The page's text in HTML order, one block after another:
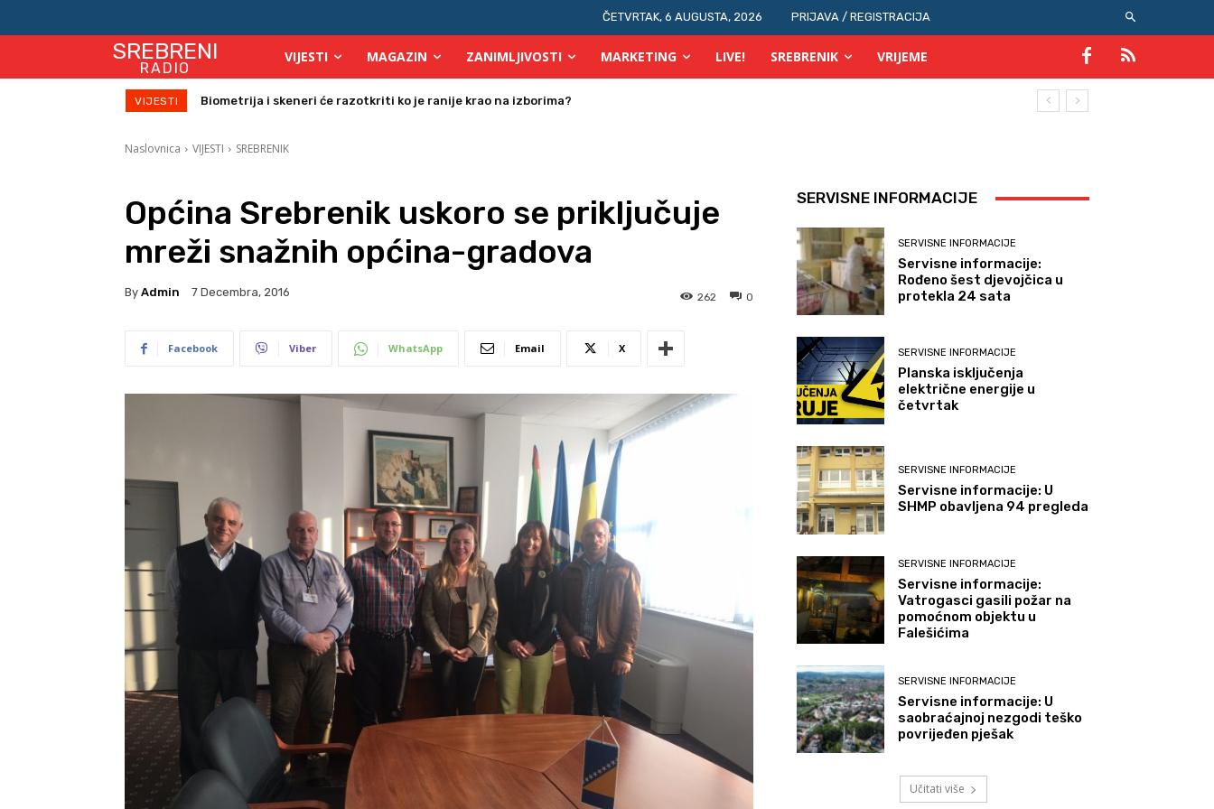
ČETVRTAK, 6 AUGUSTA, 2026 PRIJAVA / REGISTRACIJA
SREBRENI
RADIO
VIJESTI MAGAZIN ZANIMLJIVOSTI MARKETING LIVE! SREBRENIK VRIJEME
VIJESTI Počinje isplata julskih naknada za osobe s invaliditetom
Naslovnica VIJESTI SREBRENIK
Općina Srebrenik uskoro se priključuje
mreži snažnih općina-gradova
By Admin 7 Decembra, 2016 0
262
Facebook Viber WhatsApp Email X
SERVISNE INFORMACIJE
SERVISNE INFORMACIJE
Servisne informacije:
Rođeno šest djevojčica u
protekla 24 sata
SERVISNE INFORMACIJE
Planska isključenja
električne energije u
četvrtak
SERVISNE INFORMACIJE
Servisne informacije: U
SHMP obavljena 94 pregleda
SERVISNE INFORMACIJE
Servisne informacije:
Vatrogasci gasili požar na
pomoćnom objektu u
Falešićima
SERVISNE INFORMACIJE
Servisne informacije: U
saobraćajnoj nezgodi teško
povrijeđen pješak
Učitati više